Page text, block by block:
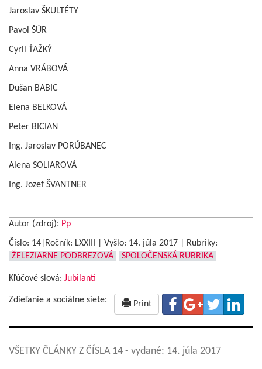
Jaroslav ŠKULTÉTY
Pavol ŠÚR
Cyril ŤAŽKÝ
Anna VRÁBOVÁ
Dušan BABIC
Elena BELKOVÁ
Peter BICIAN
Ing. Jaroslav PORÚBANEC
Alena SOLIAROVÁ
Ing. Jozef ŠVANTNER
Autor (zdroj): Pp
Číslo: 14|Ročník: LXXIII | Vyšlo: 14. júla 2017
Rubriky:
ŽELEZIARNE PODBREZOVÁ
SPOLOČENSKÁ RUBRIKA
Kľúčové slová: Jubilanti
Zdieľanie a sociálne siete: Print
VŠETKY ČLÁNKY Z ČÍSLA 14 - vydané: 14. júla 2017